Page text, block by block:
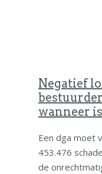
Negatief
wanneer
Een dga moet
453.476
de